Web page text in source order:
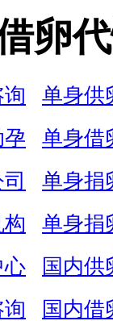
卵
单身供
单身借
单身捐
单身捐
心 国内供
国内借